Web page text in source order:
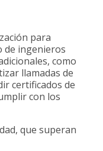
para
de ingenieros
como
llamadas de
certificados de
con los
que superan